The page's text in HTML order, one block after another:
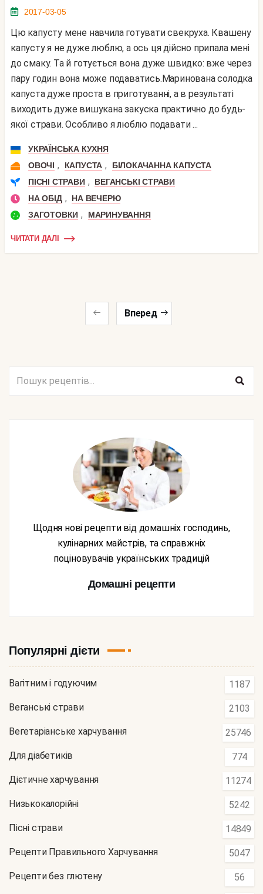
2017-03-05
Цю капусту мене навчила готувати свекруха. Квашену
капусту я не дуже люблю, а ось ця дійсно припала мені
до смаку. Та й готується вона дуже швидко: вже через
пару годин вона може подаватись.Маринована солодка
капуста дуже проста в приготуванні, а в результаті
виходить дуже вишукана закуска практично до будь-
якої страви. Особливо я люблю подавати ...
УКРАЇНСЬКА КУХНЯ
ОВОЧІ , КАПУСТА ,
БІЛОКАЧАННА КАПУСТА
ПІСНІ СТРАВИ ,
ВЕГАНСЬКІ СТРАВИ
НА ОБІД ,
НА ВЕЧЕРЮ
ЗАГОТОВКИ , МАРИНУВАННЯ
ЧИТАТИ ДАЛІ
Вперед
Щодня нові рецепти від домашніх господинь,
кулінарних майстрів, та справжніх
поціновувачів українських традицій
Домашні рецепти
Популярні дієти
Вагітним і годуючим 1187
Веганські страви 2103
Вегетаріанське харчування 25746
Для діабетиків 774
Дієтичне харчування 11274
Низькокалорійні 5242
Пісні страви 14849
Рецепти Правильного Харчування 5047
Рецепти без глютену 56